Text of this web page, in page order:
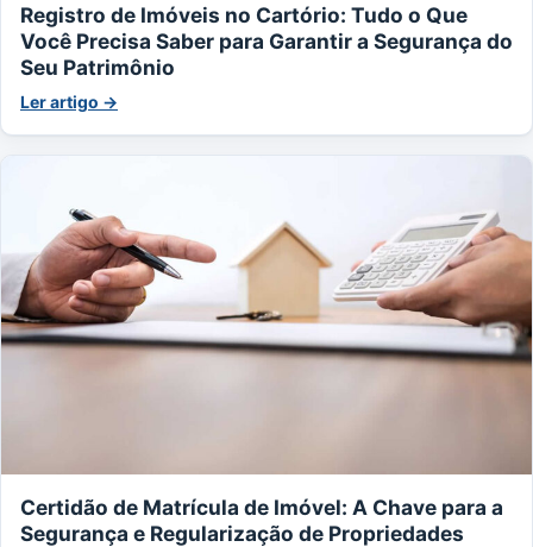
Registro de Imóveis no Cartório: Tudo o Que
Você Precisa Saber para Garantir a Segurança do
Seu Patrimônio
Ler artigo →
Certidão de Matrícula de Imóvel: A Chave para a
Segurança e Regularização de Propriedades